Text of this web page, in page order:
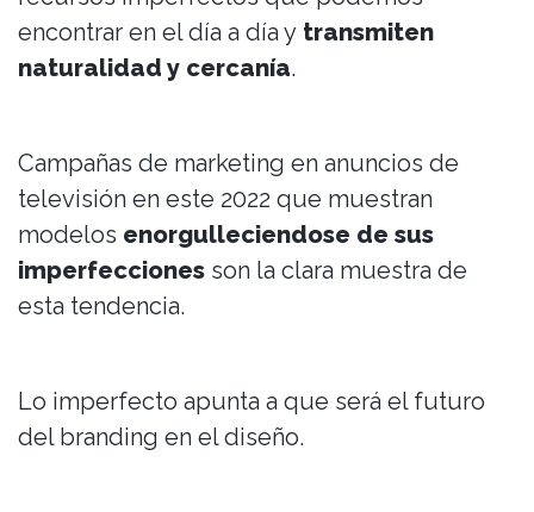
encontrar en el día a día y transmiten
naturalidad y cercanía.
Campañas de marketing en anuncios de
televisión en este 2022 que muestran
modelos enorgulleciendose de sus
imperfecciones son la clara muestra de
esta tendencia.
Lo imperfecto apunta a que será el futuro
del branding en el diseño.